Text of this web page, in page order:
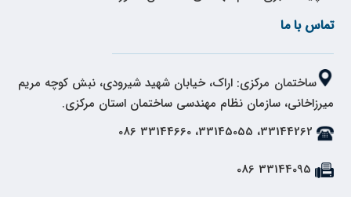
تماس با ما
ساختمان مرکزی: اراک، خیابان شهید شیرودی، نبش کوچه مریم
میرزاخانی، سازمان نظام مهندسی ساختمان استان مرکزی.
33144262، 33145055، 33144660 086
33144095 086